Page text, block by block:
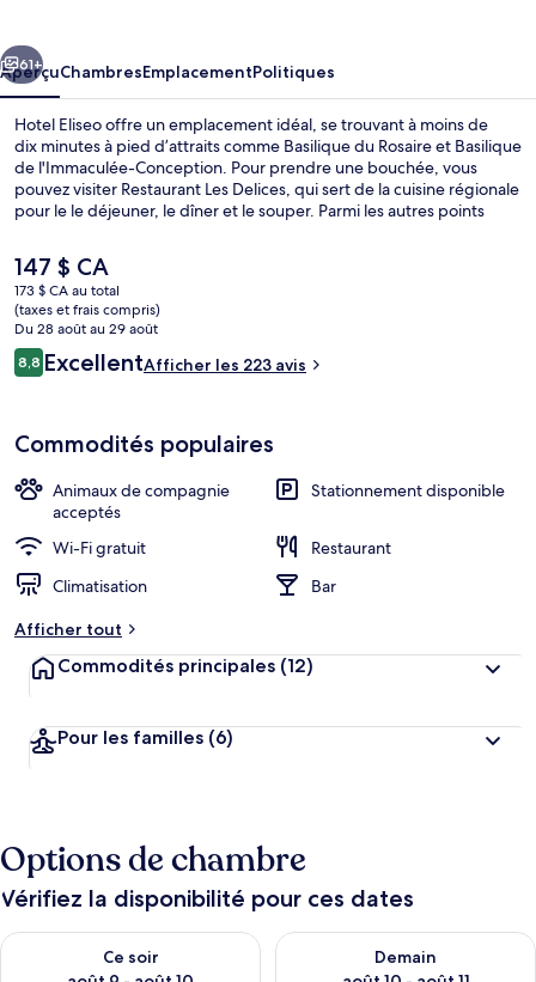
Suivant
61+
AperçuChambresEmplacementPolitiques
Hotel Eliseo offre un emplacement idéal, se trouvant à moins de
dix minutes à pied d’attraits comme Basilique du Rosaire et Basilique
de l'Immaculée-Conception. Pour prendre une bouchée, vous
pouvez visiter Restaurant Les Delices, qui sert de la cuisine régionale
pour le le déjeuner, le dîner et le souper. Parmi les autres points
Le
prix
actuel
est
de 147 $ CA
147 $ CA
173 $ CA au total
(taxes et frais compris)
Du 28 août au 29 août
Avis
8,88,8 sur 10 –
ExcellentAfficher les 223 avis
Commodités populaires
Animaux de compagnie
acceptés
Stationnement disponible
Wi-Fi gratuit
Restaurant
Climatisation
Bar
Afficher tout
Commodités principales (12)
Pour les familles (6)
Options de chambre
Vérifiez la disponibilité pour ces dates
Ce soir
Vérifier la disponibilité pour ce soir août 9 - août 10
Demain
Vérifier la disponibilité pour